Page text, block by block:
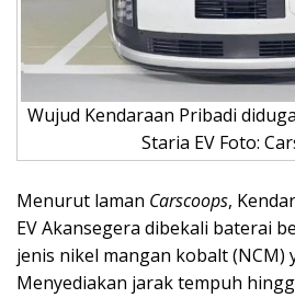
Wujud Kendaraan Pribadi
Staria EV Foto:
Menurut laman Carscoops,
EV Akansegera dibekali baterai
jenis nikel mangan kobalt (NCM)
Menyediakan jarak tempuh